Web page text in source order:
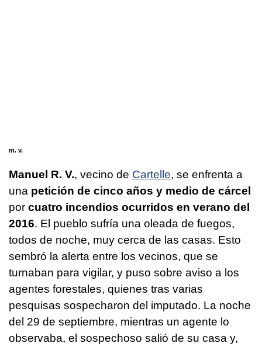
m. v.
Manuel R. V., vecino de Cartelle, se enfrenta a
una petición de cinco años y medio de cárcel
por cuatro incendios ocurridos en verano del
2016. El pueblo sufría una oleada de fuegos,
todos de noche, muy cerca de las casas. Esto
sembró la alerta entre los vecinos, que se
turnaban para vigilar, y puso sobre aviso a los
agentes forestales, quienes tras varias
pesquisas sospecharon del imputado. La noche
del 29 de septiembre, mientras un agente lo
observaba, el sospechoso salió de su casa y,